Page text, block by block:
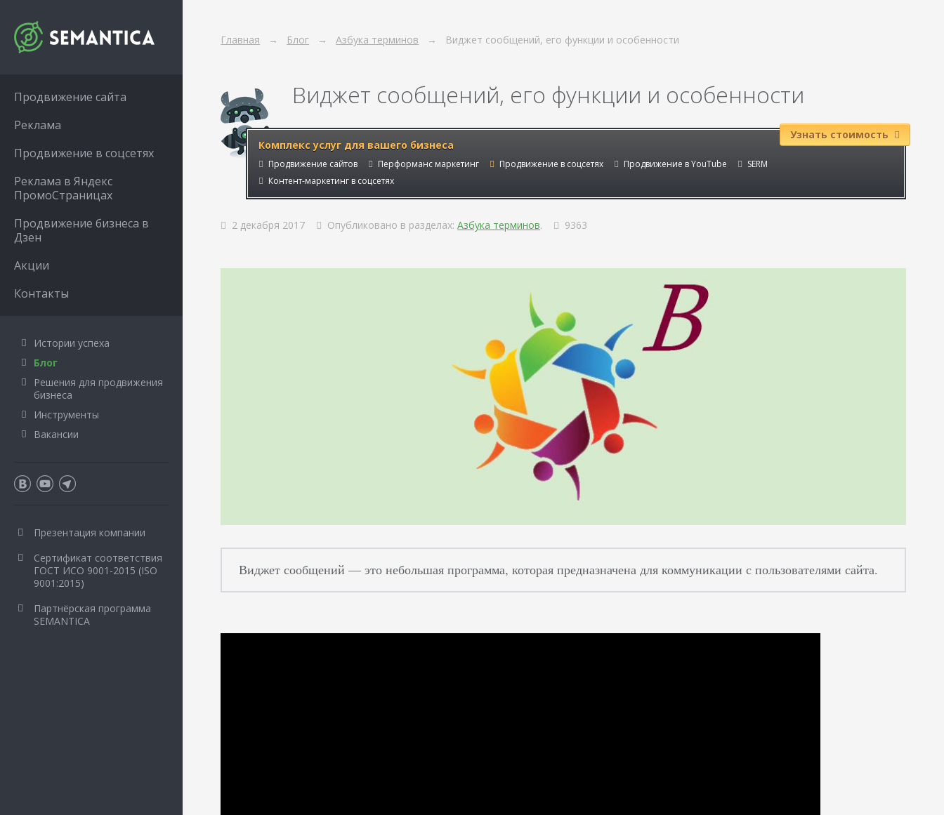
Главная Блог Азбука терминов Виджет сообщений, его функции и особенности
Виджет сообщений, его функции и особенности
Комплекс услуг для вашего бизнеса
Продвижение сайтов Перформанс маркетинг Продвижение в соцсетях Продвижение в YouTube
SERM
Контент-маркетинг в соцсетях
Узнать стоимость
2 декабря 2017 Опубликовано в разделах: Азбука терминов. 9363
Виджет сообщений — это небольшая программа, которая предназначена для коммуникации с пользователями сайта.
Продвижение сайта
Реклама
Продвижение в соцсетях
Реклама в Яндекс
ПромоСтраницах
Продвижение бизнеса в
Дзен
Акции
Контакты
Истории успеха
Блог
Решения для продвижения
бизнеса
Инструменты
Вакансии
Презентация компании
Сертификат соответствия
ГОСТ ИСО 9001-2015 (ISO
9001:2015)
Партнёрская программа
SEMANTICA